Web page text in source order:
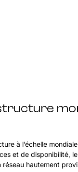
à l’échelle
et de disponibilité,
réseau hautement